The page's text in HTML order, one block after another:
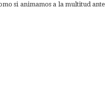
si animamos a la multitud